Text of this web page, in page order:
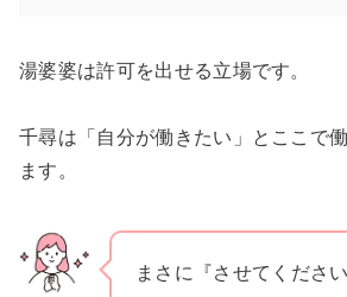
湯婆婆は許可を出せる立場です。
千尋は「自分が働きたい」とここで
ます。
まさに『させてくださ